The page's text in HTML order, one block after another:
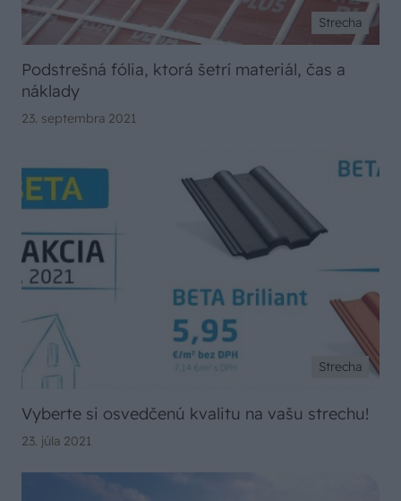
Strecha
Podstrešná fólia, ktorá šetrí materiál, čas a
náklady
23. septembra 2021
Strecha
Vyberte si osvedčenú kvalitu na vašu strechu!
23. júla 2021